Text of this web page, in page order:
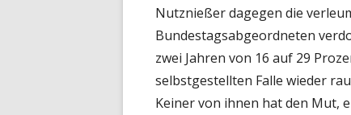
Nutznießer dagegen die
Bundestagsabgeordneten
zwei Jahren von 16 auf 29
selbstgestellten Falle wieder
Keiner von ihnen hat den Mut,